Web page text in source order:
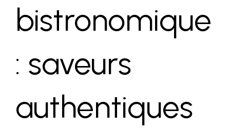
bistronomique
: saveurs
authentiques